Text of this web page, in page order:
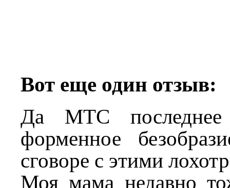
Вот еще один отзыв:
Да МТС последнее
форменное
сговоре с этими
Моя мама недавно